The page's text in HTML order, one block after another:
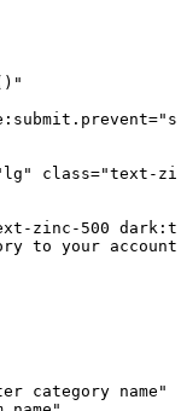
: submit . prevent=
class="text-
zinc-500
to your account
category name"